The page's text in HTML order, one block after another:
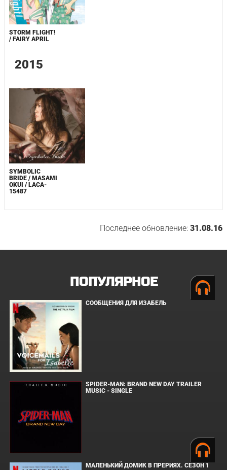
STORM FLIGHT!
/ FAIRY APRIL
2015
SYMBOLIC
BRIDE / MASAMI
OKUI / LACA-
15487
Последнее обновление:31.08.16
ПОПУЛЯРНОЕ
СООБЩЕНИЯ ДЛЯ ИЗАБЕЛЬ
SPIDER-MAN: BRAND NEW DAY TRAILER
MUSIC - SINGLE
МАЛЕНЬКИЙ ДОМИК В ПРЕРИЯХ. СЕЗОН 1